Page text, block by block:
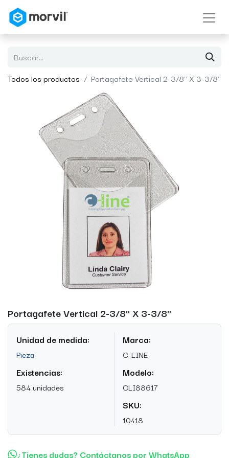
Todos los productos Portagafete Vertical 2-3/8" X 3-3/8"
Portagafete Vertical 2-3/8" X 3-3/8"
Unidad de medida:
Pieza
Existencias:
584 unidades
Marca:
C-LINE
Modelo:
CLI88617
SKU:
10418
¿Tienes dudas? Contáctanos por WhatsApp